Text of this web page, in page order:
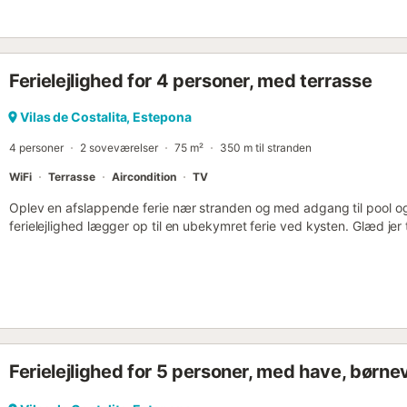
Ferielejlighed for 4 personer, med terrasse
Vilas de Costalita, Estepona
4 personer 2 soveværelser 75 m² 350 m til stranden
WiFi Terrasse Aircondition TV
Oplev en afslappende ferie nær stranden og med adgang til pool
ferielejlighed lægger op til en ubekymret ferie ved kysten. Glæd
velindrettede interiør. Læn jer tilbage i sofaen, læs jeres
terrasse, som har et komfortabelt siddeområde, mens I kigger ud
baner i den rummelige fælles pool og slap af på en af liggestolene
butikker og restauranter. Kunstelskere bør besøge Museo del
Ferielejlighed for 5 personer, med have,